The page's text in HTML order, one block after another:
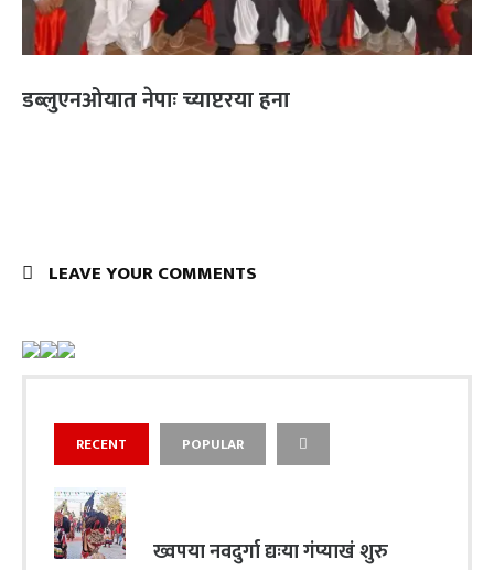
डब्लुएनओयात नेपाः च्याप्टरया हना
LEAVE YOUR COMMENTS
RECENT POPULAR
ख्वपया नवदुर्गा द्यःया गंप्याखं शुरु